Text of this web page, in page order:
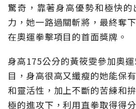
驚奇，靠著身高優勢和極快
力，她一路過關斬將，最終奪
在奧運拳擊項目的首面獎牌。
身高175公分的黃筱雯參加奧
目，身高很高又纖瘦的她能保
和靈活性，加上不斷的苦練和
極的進攻下，利用直拳取得得